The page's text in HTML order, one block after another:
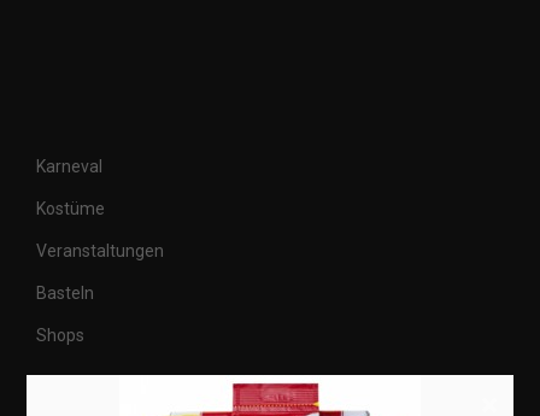
Karneval
Kostüme
Veranstaltungen
Basteln
Shops